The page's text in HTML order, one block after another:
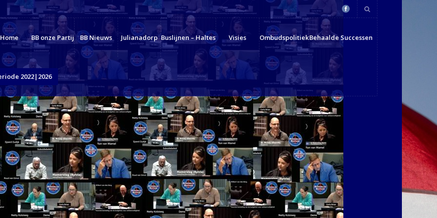
Home BB onze Partij BB Nieuws Julianadorp Buslijnen – Haltes Visies OmbudspolitiekBehaalde Successen
2022|2026